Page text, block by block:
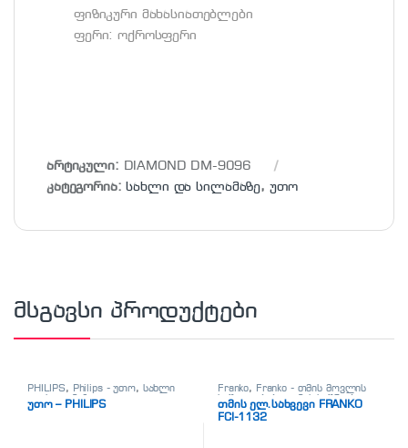
ფიზიკური მახასიათებლები
ფერი: ოქროსფერი
არტიკული: DIAMOND DM-9096
კატეგორია:სახლი და სილამაზე, უთო
მსგავსი პროდუქტები
PHILIPS, Philips - უთო, სახლი
და სილამაზე,უთო
უთო – PHILIPS
Franko, Franko - თმის მოვლის
საშუალებები , თმის საშრობი,
სახლი და სილამაზე
თმის ელ.სახვევი FRANKO
FCI-1132